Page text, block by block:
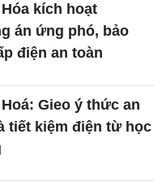
kích hoạt
án ứng phó, bảo
điện an toàn
Gieo ý thức an
tiết kiệm điện từ học